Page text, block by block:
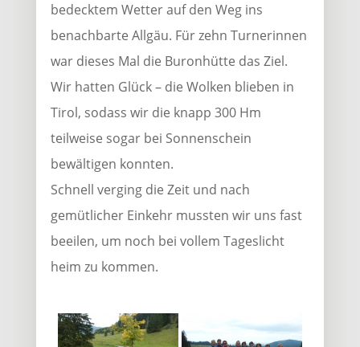
bedecktem Wetter auf den Weg ins
benachbarte Allgäu. Für zehn Turnerinnen
war dieses Mal die Buronhütte das Ziel.
Wir hatten Glück – die Wolken blieben in
Tirol, sodass wir die knapp 300 Hm
teilweise sogar bei Sonnenschein
bewältigen konnten.
Schnell verging die Zeit und nach
gemütlicher Einkehr mussten wir uns fast
beeilen, um noch bei vollem Tageslicht
heim zu kommen.